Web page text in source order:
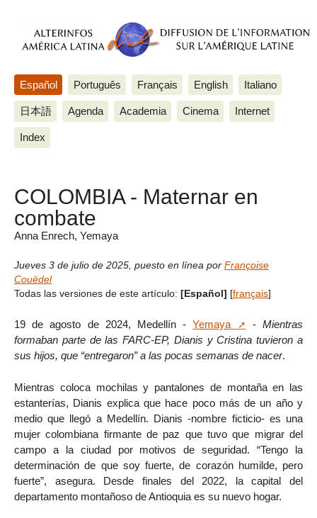
Español Português Français English Italiano
日本語 Agenda Academia Cinema Internet
Index
COLOMBIA - Maternar en
combate
Anna Enrech, Yemaya
Jueves 3 de julio de 2025 puesto en línea por Françoise
Couëdel
Todas las versiones de este artículo: [Español] [français]
19 de agosto de 2024, Medellín -Yemaya -Mientras
formaban parte de las FARC-EP, Dianis y Cristina tuvieron a
sus hijos, que “entregaron” a las pocas semanas de nacer.
Mientras coloca mochilas y pantalones de montaña en las
estanterías, Dianis explica que hace poco más de un año y
medio que llegó a Medellín. Dianis -nombre ficticio- es una
mujer colombiana firmante de paz que tuvo que migrar del
campo a la ciudad por motivos de seguridad. “Tengo la
determinación de que soy fuerte, de corazón humilde, pero
fuerte”, asegura. Desde finales del 2022, la capital del
departamento montañoso de Antioquia es su nuevo hogar.